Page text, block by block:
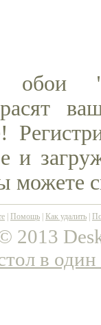
и
можете
Помощь Как удалить
2013
в